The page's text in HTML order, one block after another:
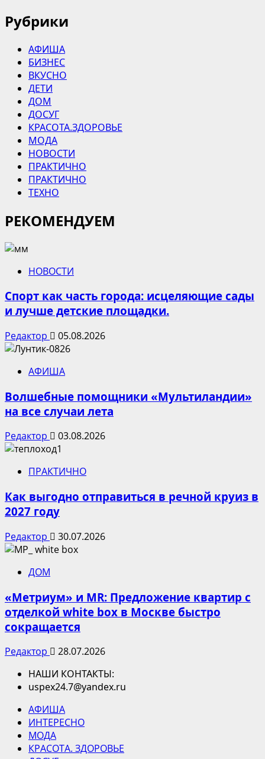
Рубрики
АФИША
БИЗНЕС
ВКУСНО
ДЕТИ
ДОМ
ДОСУГ
КРАСОТА.ЗДОРОВЬЕ
МОДА
НОВОСТИ
ПРАКТИЧНО
ПРАКТИЧНО
ТЕХНО
РЕКОМЕНДУЕМ
НОВОСТИ
Спорт как часть города: исцеляющие сады
и лучше детские площадки.
Редактор 05.08.2026
АФИША
Волшебные помощники «Мультиландии»
на все случаи лета
Редактор 03.08.2026
ПРАКТИЧНО
Как выгодно отправиться в речной круиз в
2027 году
Редактор 30.07.2026
ДОМ
«Метриум» и MR: Предложение квартир с
отделкой white box в Москве быстро
сокращается
Редактор
28.07.2026
НАШИ КОНТАКТЫ:
uspex24.7@yandex.ru
АФИША
ИНТЕРЕСНО
МОДА
КРАСОТА. ЗДОРОВЬЕ